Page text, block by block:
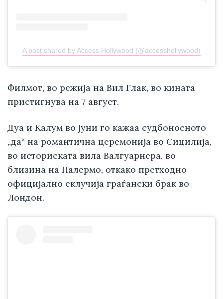
A post shared by Access Hollywood (@accesshollywood)
Филмот, во режија на Вил Глак, во кината
пристигнува на 7 август.
Дуа и Калум во јуни го кажаа судбоносното
„да“ на романтична церемонија во Сицилија,
во историската вила Валгуарнера, во
близина на Палермо, откако претходно
официјално склучија граѓански брак во
Лондон.